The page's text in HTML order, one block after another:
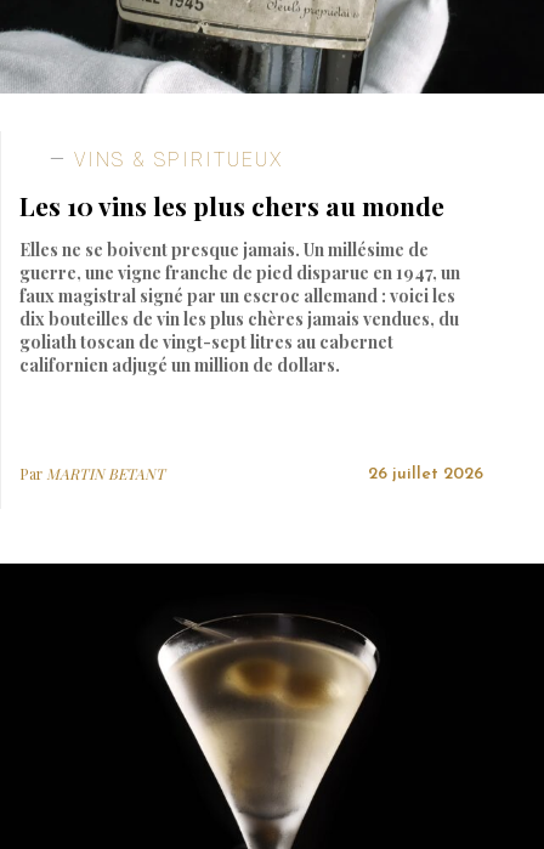
VINS & SPIRITUEUX
Les 10 vins les plus chers au monde
Elles ne se boivent presque jamais. Un millésime de
guerre, une vigne franche de pied disparue en 1947, un
faux magistral signé par un escroc allemand : voici les
dix bouteilles de vin les plus chères jamais vendues, du
goliath toscan de vingt-sept litres au cabernet
californien adjugé un million de dollars.
Par MARTIN BETANT 26 juillet 2026